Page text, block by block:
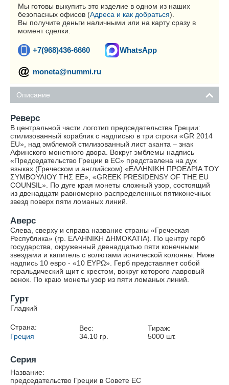
Мы готовы выкупить это изделие в одном из наших
безопасных офисов (Адреса и как добраться).
Вы получите деньги наличными или на карту сразу в
момент сделки.
+7(968)436-6660 WhatsApp
moneta@nummi.ru
Описание
Реверс
В центральной части логотип председательства Греции:
стилизованный кораблик с надписью в три строки «GR 2014
EU», над эмблемой стилизованный лист аканта – знак
Афинского монетного двора. Вокруг эмблемы надпись
«Председательство Греции в ЕС» представлена на дух
языках (Греческом и английском) «ΕΛΛΗΝΙΚΗ ΠΡΟΕΔΡΙΑ ΤΟΥ
ΣΥΜΒΟΥΛΙΟΥ ΤΗΣ ΕΕ», «GREEK PRESIDENSY OF THE EU
COUNSIL». По дуге края монеты сложный узор, состоящий
из двенадцати равномерно распределенных пятиконечных
звезд поверх пяти ломаных линий.
Аверс
Слева, сверху и справа название страны «Греческая
Республика» (гр. EΛΛHNIKH ΔHMOKATIA). По центру герб
государства, окруженный двенадцатью пяти конечными
звездами и капитель с волютами ионической колонны. Ниже
надпись 10 евро - «10 ΕΥΡΩ». Герб представляет собой
геральдический щит с крестом, вокруг которого лавровый
венок. По краю монеты узор из пяти ломаных линий.
Гурт
Гладкий
Страна:
Греция
Вес:
34.10гр.
Тираж:
5000 шт.
Серия
Название:
председательство Греции в Совете ЕС